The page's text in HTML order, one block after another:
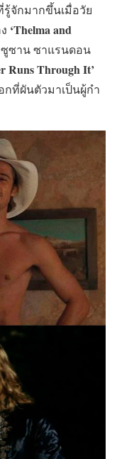
รู้จักมากขึ้นเมื่อวัย
‘Thelma and
ซูซาน ซาแรนดอน
Runs Through It’
กที่ผันตัวมาเป็นผู้กำ